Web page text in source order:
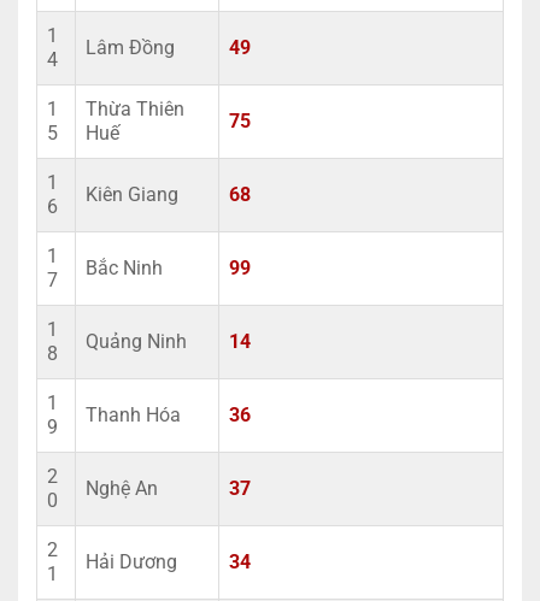
1
4
Lâm Đồng 49
1
5
Thừa Thiên
Huế
75
1
6
Kiên Giang 68
1
7
Bắc Ninh 99
1
8
Quảng Ninh 14
1
9
Thanh Hóa 36
2
0
Nghệ An 37
2
1
Hải Dương 34